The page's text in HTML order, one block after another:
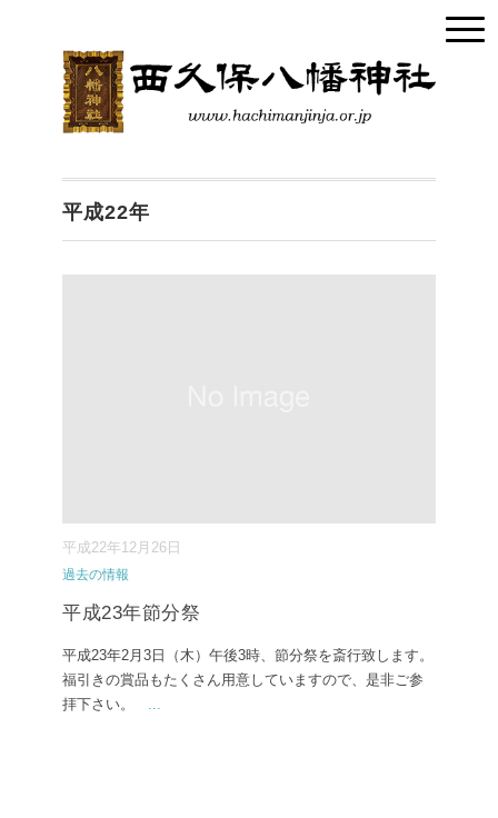
平成22年
平成22年12月26日
過去の情報
平成23年節分祭
平成23年2月3日（木）午後3時、節分祭を斎行致します。
福引きの賞品もたくさん用意していますので、是非ご参
拝下さい。 ...